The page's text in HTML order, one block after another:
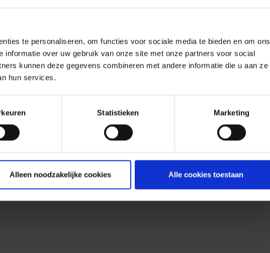
te personaliseren, om functies voor sociale media te bieden en om ons
informatie over uw gebruik van onze site met onze partners voor social
kunnen deze gegevens combineren met andere informatie die u aan ze
hun services.
Statistieken Marketing
Alleen noodzakelijke cookies Alle cookies toestaan